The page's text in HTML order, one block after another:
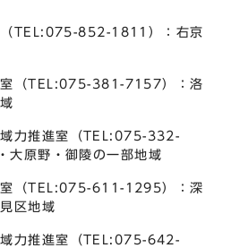
（TEL:075-852-1811）：右京
室（TEL:075-381-7157）：洛
域力推進室（TEL:075-332-
大原野・御陵の一部地域
室（TEL:075-611-1295）：深
区地域
域力推進室（TEL:075-642-